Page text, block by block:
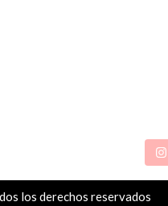
los derechos reservados